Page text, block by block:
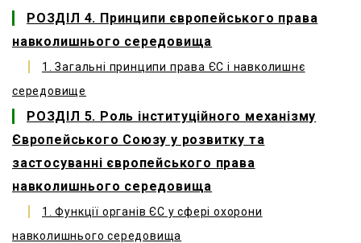
РОЗДІЛ 4. Принципи європейського права
навколишнього середовища
1. Загальні принципи права ЄС і навколишнє
середовище
РОЗДІЛ 5. Роль інституційного механізму
Європейського Союзу у розвитку та
застосуванні європейського права
навколишнього середовища
1. Функції органів ЄС у сфері охорони
навколишнього середовища